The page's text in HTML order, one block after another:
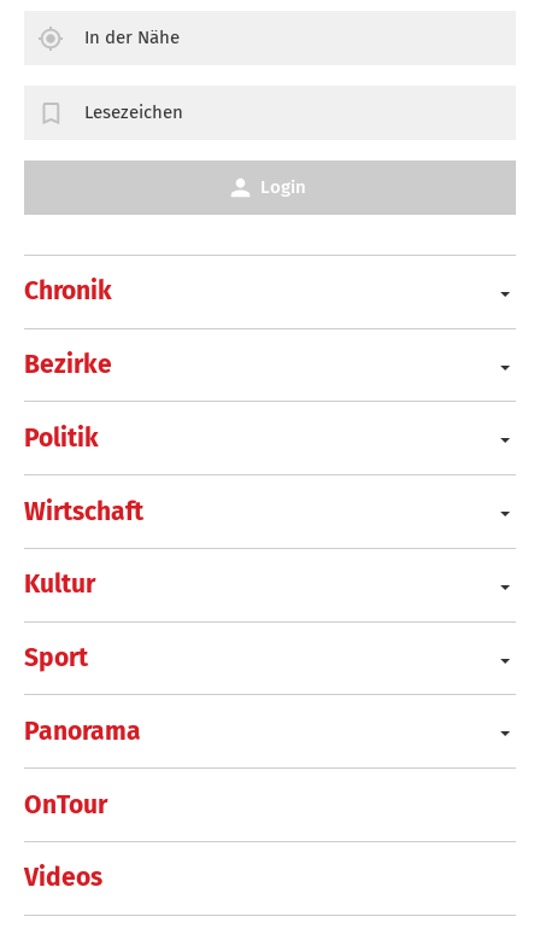
Chronik
Bezirke
Politik
Wirtschaft
Kultur
Sport
Panorama
OnTour
Videos
In der Nähe
Lesezeichen
Login